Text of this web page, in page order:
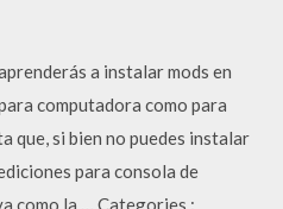
a instalar mods en
computadora como para
que, si bien no puedes instalar
para consola de
como la … Categories :